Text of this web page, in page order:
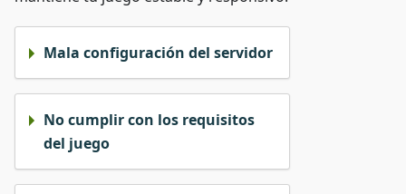
Mala configuración del servidor
No cumplir con los requisitos
del juego